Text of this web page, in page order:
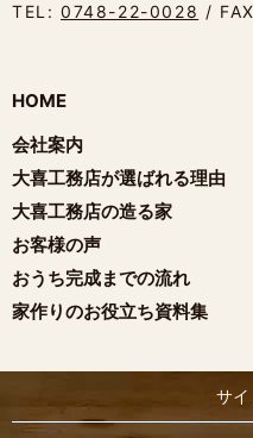
TEL: 0748-22-0028 /
HOME
会社案内
大喜工務店が選ばれる理由
大喜工務店の造る家
お客様の声
おうち完成までの流れ
家作りのお役立ち資料集
サ